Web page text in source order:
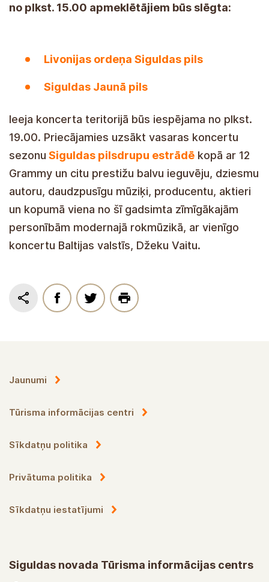
no plkst. 15.00 apmeklētājiem būs slēgta:
Livonijas ordeņa Siguldas pils
Siguldas Jaunā pils
Ieeja koncerta teritorijā būs iespējama no plkst.
19.00. Priecājamies uzsākt vasaras koncertu
sezonu Siguldas pilsdrupu estrādē kopā ar 12
Grammy un citu prestižu balvu ieguvēju, dziesmu
autoru, daudzpusīgu mūziķi, producentu, aktieri
un kopumā viena no šī gadsimta zīmīgākajām
personībām modernajā rokmūzikā, ar vienīgo
koncertu Baltijas valstīs, Džeku Vaitu.
Jaunumi
Tūrisma informācijas centri
Sīkdatņu politika
Privātuma politika
Sīkdatņu iestatījumi
Siguldas novada Tūrisma informācijas centrs